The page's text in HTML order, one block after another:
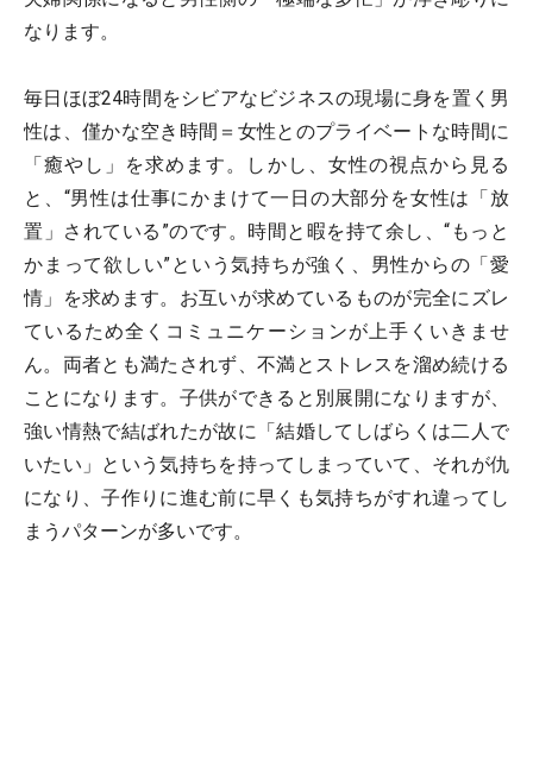
なります。
毎日ほぼ24時間をシビアなビジネスの現場に身を置く男
性は、僅かな空き時間＝女性とのプライベートな時間に
「癒やし」を求めます。しかし、女性の視点から見る
と、“男性は仕事にかまけて一日の大部分を女性は「放
置」されている”のです。時間と暇を持て余し、“もっと
かまって欲しい”という気持ちが強く、男性からの「愛
情」を求めます。お互いが求めているものが完全にズレ
ているため全くコミュニケーションが上手くいきませ
ん。両者とも満たされず、不満とストレスを溜め続ける
ことになります。子供ができると別展開になりますが、
強い情熱で結ばれたが故に「結婚してしばらくは二人で
いたい」という気持ちを持ってしまっていて、それが仇
になり、子作りに進む前に早くも気持ちがすれ違ってし
まうパターンが多いです。